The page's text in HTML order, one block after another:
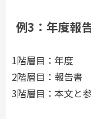
例3：年度報
1階層目：年度
2階層目：報告書
3階層目：本文と